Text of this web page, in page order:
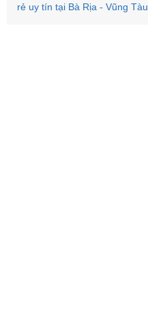
rẻ uy tín tại Bà Rịa - Vũng Tàu